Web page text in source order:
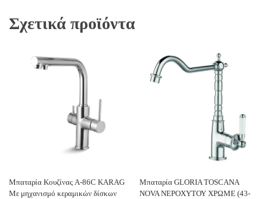
Σχετικά προϊόντα
Μπαταρία Κουζίνας A-86C KARAG
Με μηχανισμό κεραμικών δίσκων
Μπαταρία GLORIA TOSCANA
NOVA ΝΕΡΟΧΥΤΟΥ ΧΡΩΜΕ (43-